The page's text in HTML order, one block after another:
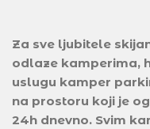
Za sve ljubitele
odlaze kamperima,
uslugu kamper
na prostoru koji je
24h dnevno. Svim